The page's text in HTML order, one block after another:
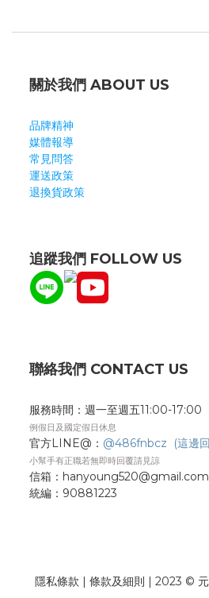
關於我們 ABOUT US
品牌精神
媒體報導
常見問答
運送政策
退換貨政策
追蹤我們 FOLLOW US
聯絡我們 CONTACT US
服務時間：週一至週五11:00-17:00
例假日及國定假日休息
官方LINE@： @486fnbcz (這邊
小幫手有正職若無即時回覆請見諒
信箱：hanyoung520@gmail.com
統編： 90881223
隱私條款 | 條款及細則 | 2023 ©